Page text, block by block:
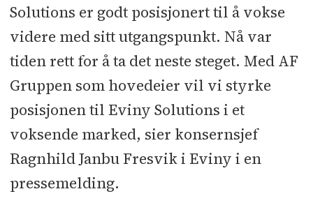
Solutions er godt posisjonert til å vokse
videre med sitt utgangspunkt. Nå var
tiden rett for å ta det neste steget. Med AF
Gruppen som hovedeier vil vi styrke
posisjonen til Eviny Solutions i et
voksende marked, sier konsernsjef
Ragnhild Janbu Fresvik i Eviny i en
pressemelding.